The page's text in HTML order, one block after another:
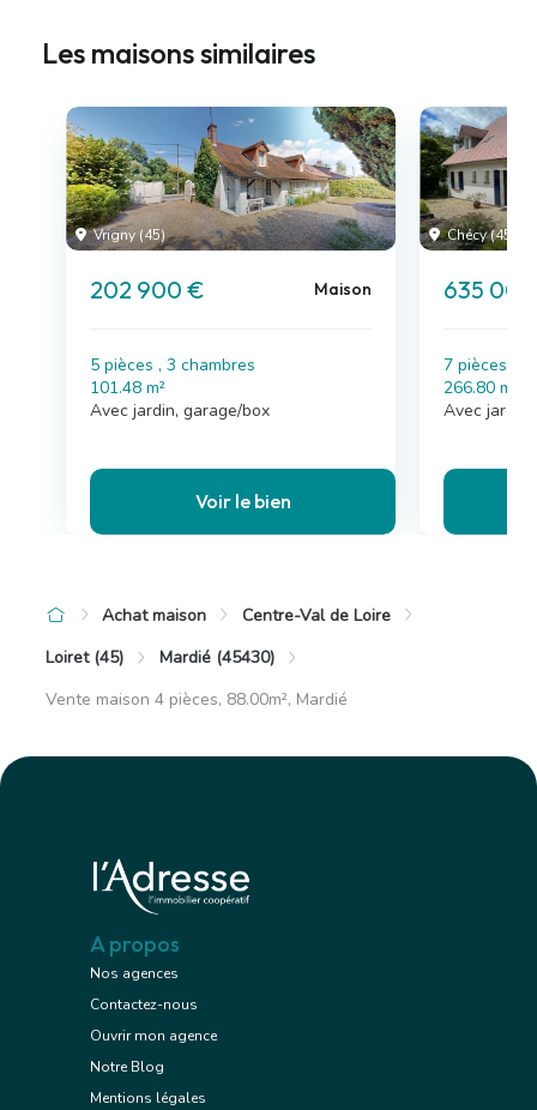
Les maisons similaires
Vrigny (45)
202 900 € Maison
5 pièces , 3 chambres
101.48 m²
Avec jardin, garage/box
Voir le bien
Chécy (45)
635
7 pièces , 5
266.80 m²
Avec
Achat maison
Centre-Val de Loire
Loiret (45)
Mardié (45430)
Vente maison 4 pièces, 88.00m², Mardié
A propos
Nos agences
Contactez-nous
Ouvrir mon agence
Notre Blog
Mentions légales